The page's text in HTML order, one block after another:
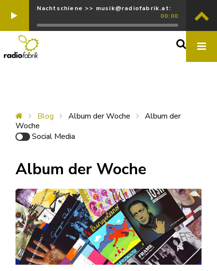
Nachtschiene >> musik@radiofabrik.at:
00:00
Blog Album der Woche
Album der
Woche
Social Media
Album der Woche